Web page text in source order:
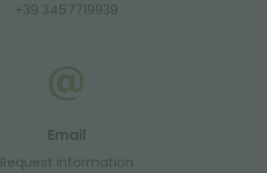
+39 3457719939
Email
Request information